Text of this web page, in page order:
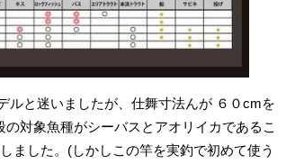
ルと迷いましたが、仕舞寸法んが ６０cmを
対象魚種がシーバスとアオリイカであるこ
ました。(しかしこの竿を実釣で初めて使う